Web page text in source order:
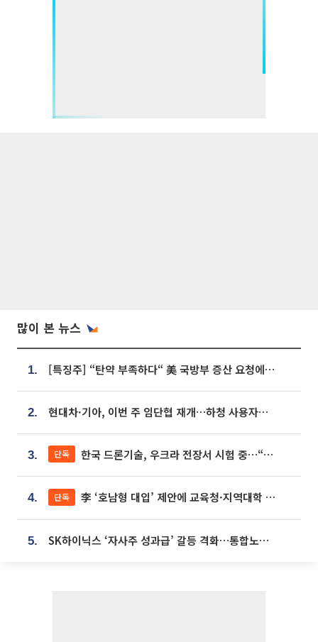
많이 본 뉴스
1. [특징주] “탄약 부족하다“ 美 국방부 증산 요청에⋯국내 방산주 급등세
2. 현대차·기아, 이번 주 임단협 재개…하청 사용자성 재심도 ‘변수’
3. 단독 한국 드론기술, 우크라 전장서 시험 중…“스타트업 여러 곳 참여”
4. 단독 李 ‘호남형 대입’ 제안에 교육청·지역대학 서·논술형 입시 연계 '착수'
5. SK하이닉스 ‘자사주 성과급’ 갈등 격화…통합노조 출범 움직임